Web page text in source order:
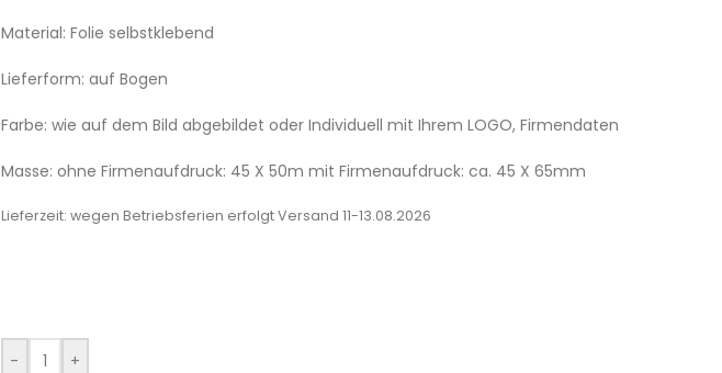
Material: Folie selbstklebend
Lieferform: auf Bogen
Farbe: wie auf dem Bild abgebildet oder Individuell mit Ihrem LOGO, Firmendaten
Masse: ohne Firmenaufdruck: 45 X 50m mit Firmenaufdruck: ca. 45 X 65mm
Lieferzeit: wegen Betriebsferien erfolgt Versand 11-13.08.2026
- +